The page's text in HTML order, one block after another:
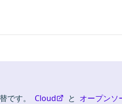
です。 Cloud と オープンソ